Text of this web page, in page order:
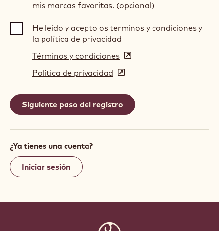
mis marcas favoritas. (opcional)
He leído y acepto os términos y condiciones y
la política de privacidad
Términos y condiciones (opens
in
window)
Política de privacidad (opens
a
new
¿Ya tienes una cuenta?
Iniciar sesión